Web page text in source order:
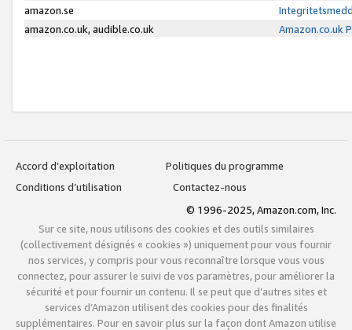
amazon.se
amazon.co.uk, audible.co.uk
Amazon.co.uk
Accord d’exploitation
Politiques du programme
Conditions d’utilisation
Contactez-nous
© 1996-2025, Amazon.com, Inc.
Sur ce site, nous utilisons des cookies et des outils similaires
(collectivement désignés « cookies ») uniquement pour vous fournir
nos services, y compris pour vous reconnaître lorsque vous vous
connectez, pour assurer le suivi de vos paramètres, pour améliorer la
sécurité et pour fournir un contenu. Il se peut que d’autres sites et
services d’Amazon utilisent des cookies pour des finalités
supplémentaires. Pour en savoir plus sur la façon dont Amazon utilise